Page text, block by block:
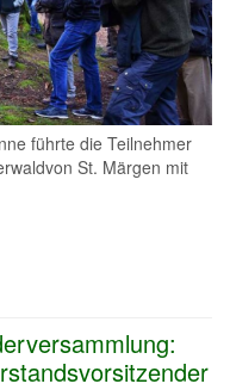
führte die Teilnehmer
St. Märgen mit